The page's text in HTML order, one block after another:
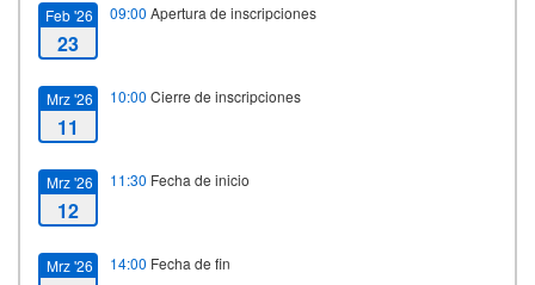
Feb '26
23
09:00 Apertura de inscripciones
Mrz '26
11
10:00 Cierre de inscripciones
Mrz '26
12
11:30 Fecha de inicio
Mrz '26 14:00 Fecha de fin